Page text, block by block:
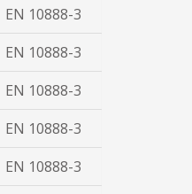
EN 10888-3
EN 10888-3
EN 10888-3
EN 10888-3
EN 10888-3